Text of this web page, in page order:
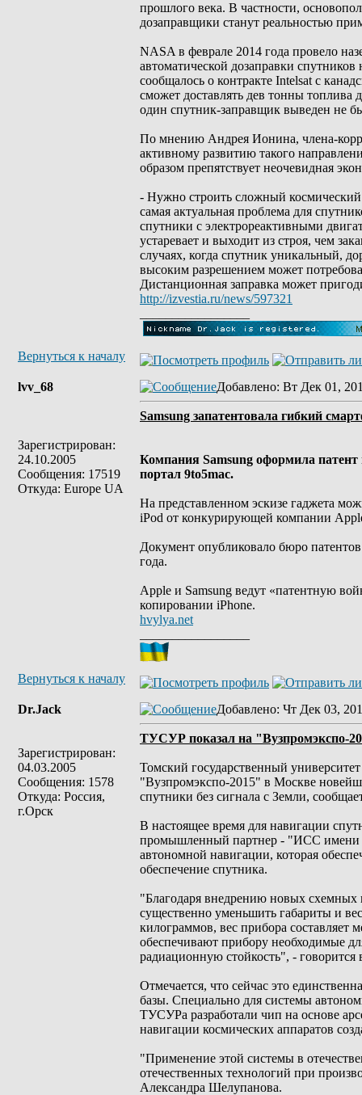
прошлого века. В частности,
дозаправщики станут реальностью
NASA в феврале 2014 года провело
автоматической дозаправки
сообщалось о контракте Intelsat с
сможет доставлять дев тонны топлива
один спутник-заправщик выведен не
По мнению Андрея Ионина, члена-
активному развитию такого
образом препятствует неочевидная
- Нужно строить сложный космический
самая актуальная проблема для
спутники с электрореактивными
устаревает и выходит из строя, чем
случаях, когда спутник уникальный,
высоким разрешением может
Дистанционная заправка может
http://izvestia.ru/news/597321
Вернуться к началу
lvv_68
Зарегистрирован:
24.10.2005
Сообщения: 17519
Откуда: Europe UA
Добавлено: Вт Дек 01,
Samsung запатентовала гибкий
Компания Samsung оформила патент
портал 9to5mac.
На представленном эскизе гаджета
iPod от конкурирующей компании
Документ опубликовало бюро
года.
Apple и Samsung ведут «патентную
копировании iPhone.
hvylya.net
Вернуться к началу
Dr.Jack
Зарегистрирован:
04.03.2005
Сообщения: 1578
Откуда: Россия,
г.Орск
Добавлено: Чт Дек 03,
ТУСУР показал на "Вузпромэкспо-
Томский государственный
"Вузпромэкспо-2015" в Москве
спутники без сигнала с Земли,
В настоящее время для навигации
промышленный партнер - "ИСС имени
автономной навигации, которая
обеспечение спутника.
"Благодаря внедрению новых схемных
существенно уменьшить габариты и
килограммов, вес прибора составляет
обеспечивают прибору необходимые
радиационную стойкость", -
Отмечается, что сейчас это
базы. Специально для системы
ТУСУРа разработали чип на основе
навигации космических аппаратов
"Применение этой системы в
отечественных технологий при
Александра Шелупанова.